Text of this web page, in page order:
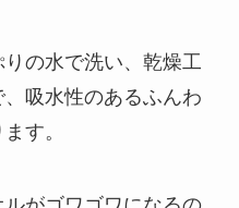
の水で洗い、乾燥工
吸水性のあるふんわ
す。